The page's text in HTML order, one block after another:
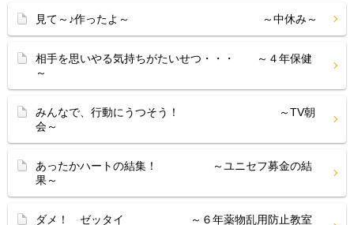
見て～♪作ったよ～ ～中休み～
相手を思いやる気持ちがたいせつ・・・ ～４年保健
～
みんなで、行動にうつそう！ ～TV朝
会～
あったかハートの結集！ ～ユニセフ募金の結
果～
ダメ！ ゼッタイ ～６年薬物乱用防止教室